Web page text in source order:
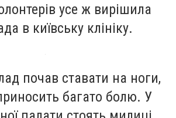
усе ж вирішила
в київську клініку.
почав ставати на ноги,
багато болю. У